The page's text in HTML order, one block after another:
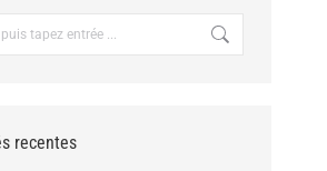
recentes